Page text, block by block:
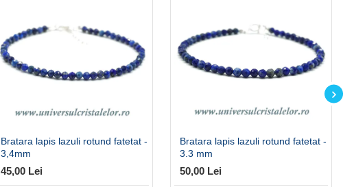
Bratara lapis lazuli rotund fatetat -
3,4mm
45,00 Lei
Bratara lapis lazuli rotund fatetat -
3.3 mm
50,00 Lei